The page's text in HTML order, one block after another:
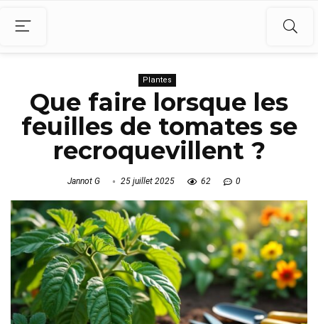
Plantes
Que faire lorsque les
feuilles de tomates se
recroquevillent ?
Jannot G 25 juillet 2025 62 0